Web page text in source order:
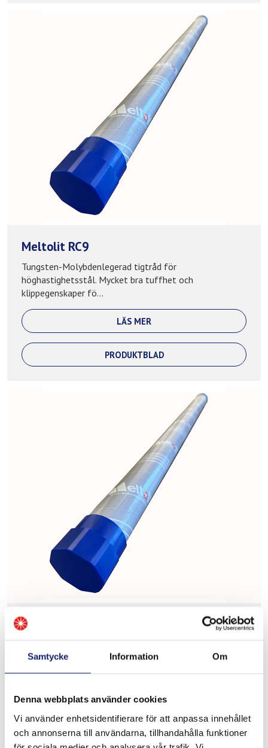
Samtycke Information Om
Denna webbplats använder cookies
Vi använder enhetsidentifierare för att anpassa innehållet
och annonserna till användarna, tillhandahålla funktioner
Meltolit RC9
Tungsten-Molybdenlegerad tigtråd för
höghastighetsstål. Mycket bra tuffhet och
klippegenskaper fö...
LÄS MER
PRODUKTBLAD
Meltolit M7
nytillverkning av höghastighetsstål. Utan mjuk...
PRODUKTBLAD